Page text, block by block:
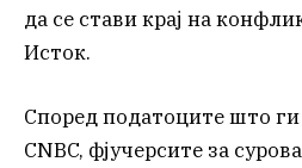
да се стави крај на
Исток.
Според податоците што
CNBC, фјучерсите за